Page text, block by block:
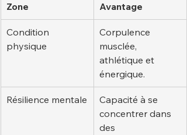
Zone Avantage
Condition
physique
Corpulence
musclée,
athlétique et
énergique.
Résilience mentale
Capacité à se
concentrer dans
des